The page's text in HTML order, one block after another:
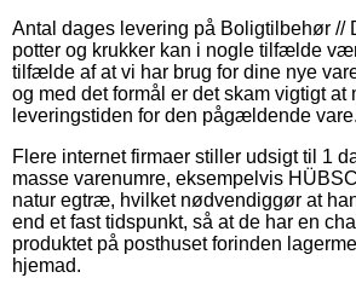
Antal dages levering på Boligtilbehør //
potter og krukker kan i nogle tilfælde
tilfælde af at vi har brug for dine nye
og med det formål er det skam vigtigt at
leveringstiden for den pågældende vare.
Flere internet firmaer stiller udsigt til 1
masse varenumre, eksempelvis
natur egtræ, hvilket nødvendiggør at
end et fast tidspunkt, så at de har en
produktet på posthuset forinden
hjemad.